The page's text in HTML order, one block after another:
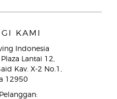
KAMI
Indonesia
Lantai 12,
Kav. X-2 No.1,
12950